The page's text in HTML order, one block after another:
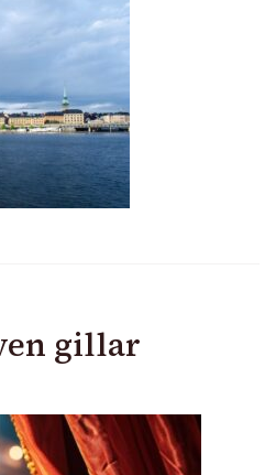
gillar